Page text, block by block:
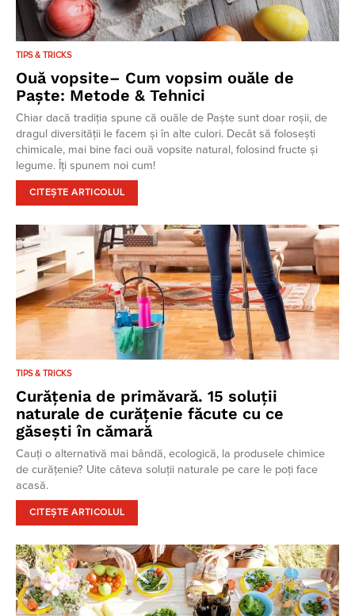
TIPS & TRICKS
Ouă vopsite– Cum vopsim ouăle de
Paște: Metode & Tehnici
Chiar dacă tradiția spune că ouăle de Paște sunt doar roșii, de
dragul diversității le facem și în alte culori. Decât să folosești
chimicale, mai bine faci ouă vopsite natural, folosind fructe și
legume. Îți spunem noi cum!
CITEȘTE ARTICOLUL
TIPS & TRICKS
Curățenia de primăvară. 15 soluții
naturale de curățenie făcute cu ce
găsești în cămară
Cauți o alternativă mai bândă, ecologică, la produsele chimice
de curățenie? Uite câteva soluții naturale pe care le poți face
acasă.
CITEȘTE ARTICOLUL